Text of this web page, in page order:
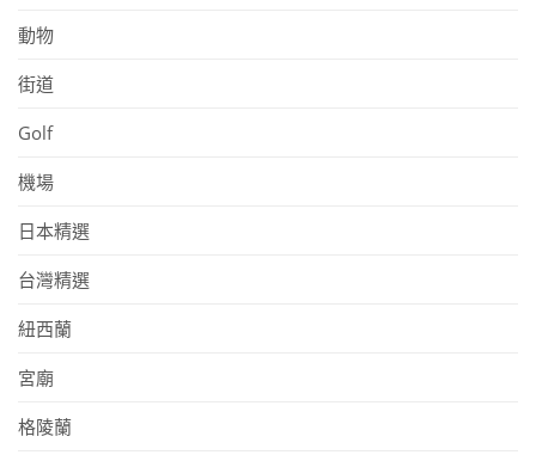
動物
街道
Golf
機場
日本精選
台灣精選
紐西蘭
宮廟
格陵蘭